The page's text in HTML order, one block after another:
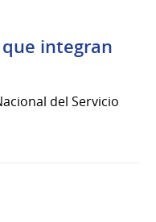
integran
del Servicio